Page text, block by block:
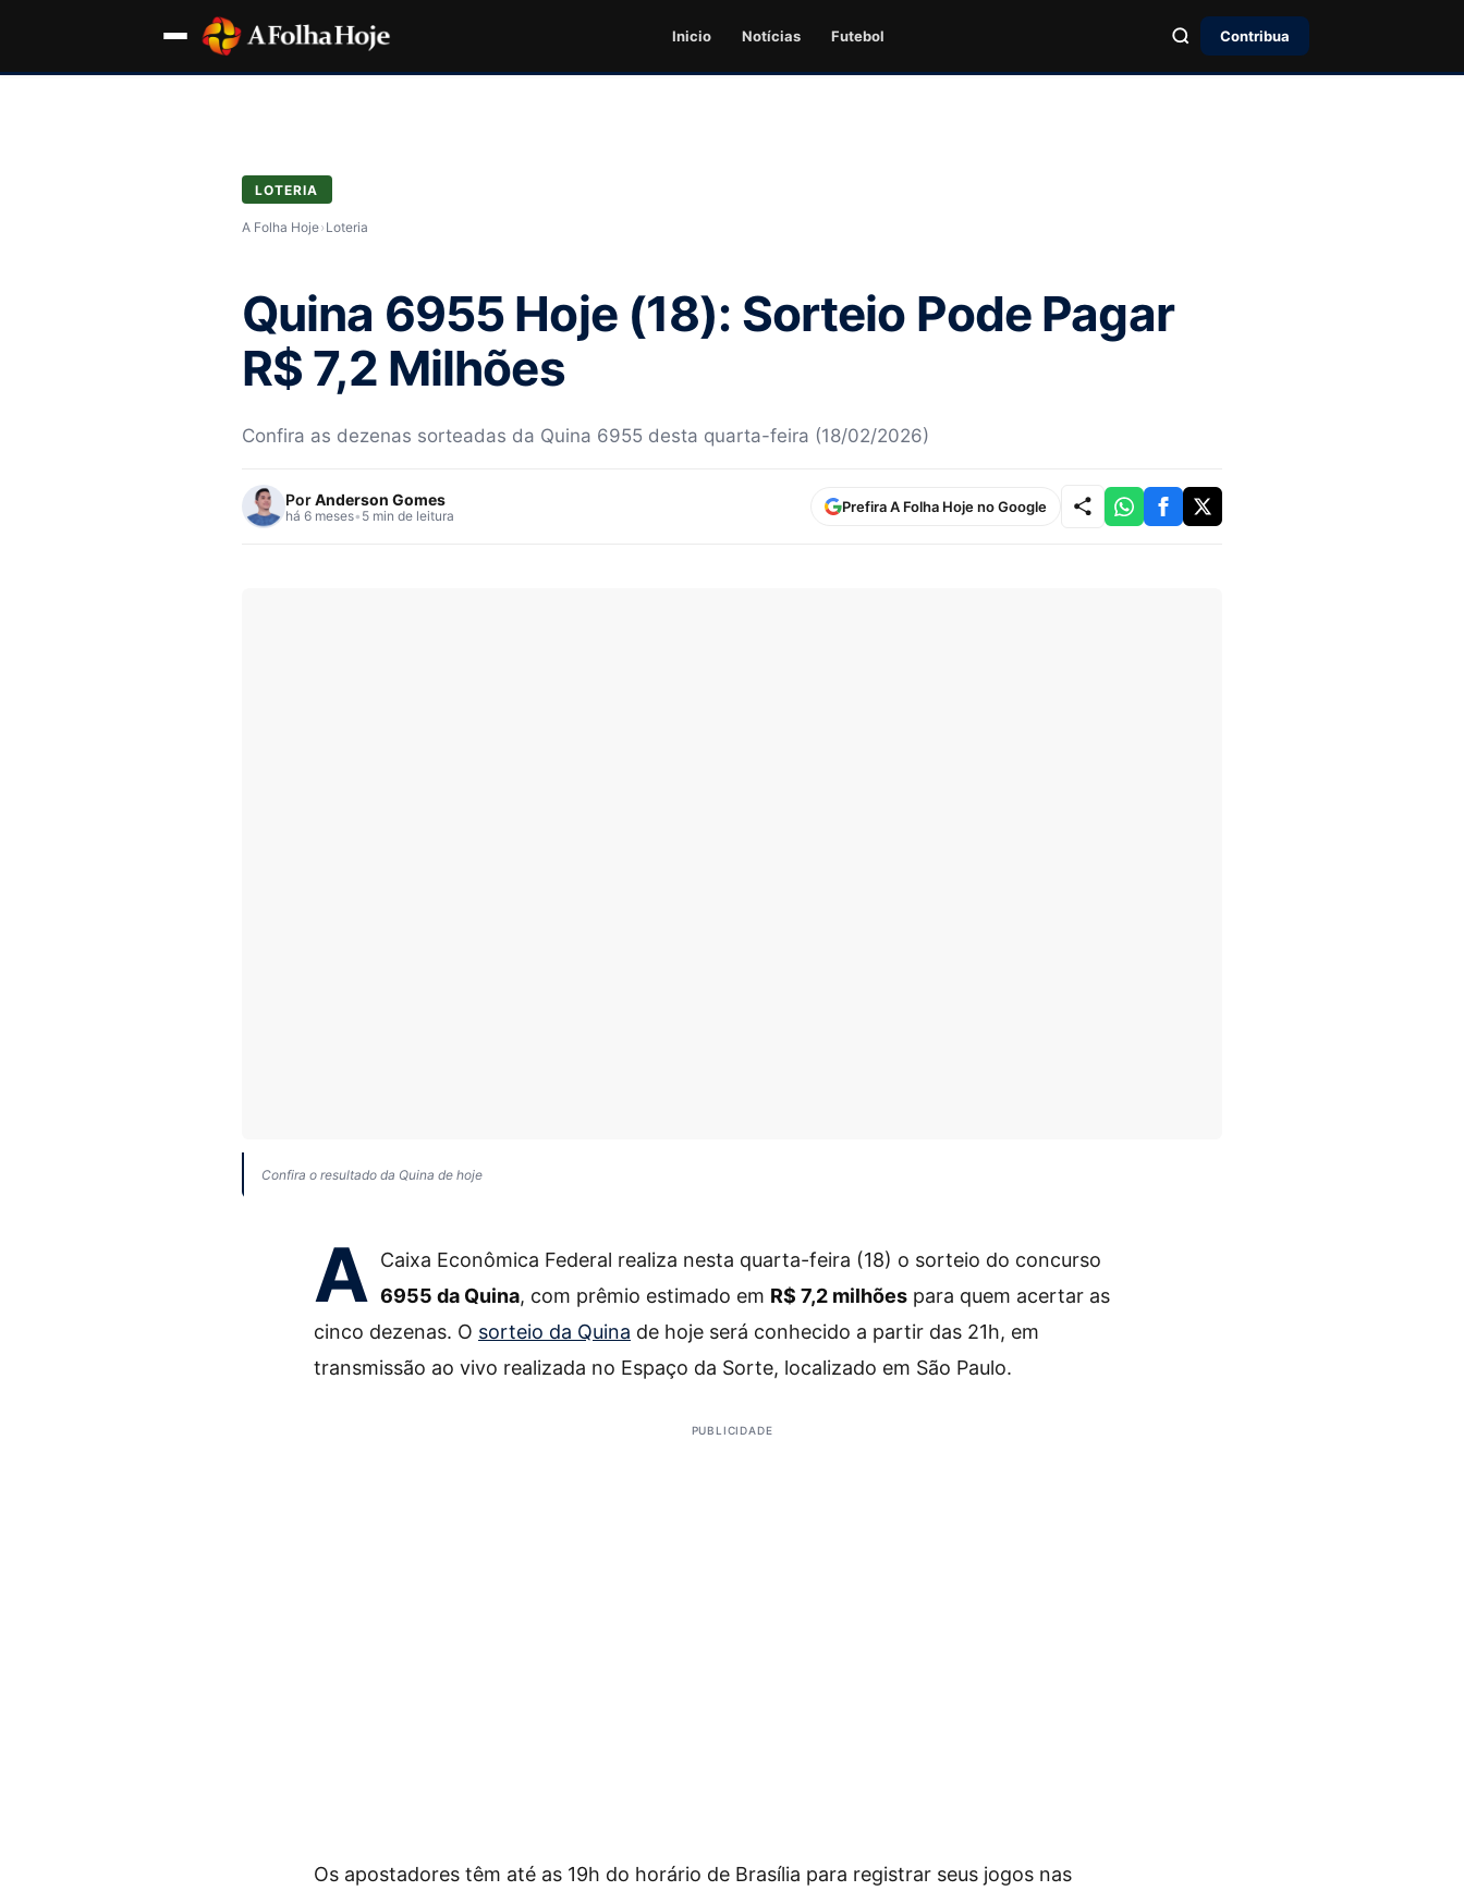
Inicio Notícias Futebol Contribua
LOTERIA
A Folha Hoje› Loteria
Quina 6955 Hoje (18): Sorteio Pode Pagar
R$ 7,2 Milhões
Confira as dezenas sorteadas da Quina 6955 desta quarta-feira (18/02/2026)
PorAnderson Gomes
há 6 meses• 5 min de leitura
Prefira A Folha Hoje no Google
Confira o resultado da Quina de hoje
A Caixa Econômica Federal realiza nesta quarta-feira (18) o sorteio do concurso
6955 da Quina, com prêmio estimado em R$ 7,2 milhões para quem acertar as
cinco dezenas. O sorteio da Quina de hoje será conhecido a partir das 21h, em
transmissão ao vivo realizada no Espaço da Sorte, localizado em São Paulo.
PUBLICIDADE
Os apostadores têm até as 19h do horário de Brasília para registrar seus jogos nas